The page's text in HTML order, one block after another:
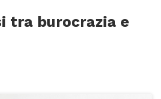
tra burocrazia e